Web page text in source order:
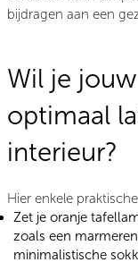
bijdragen aan een
Wil je
optimaal
interieur?
Hier enkele
Zet je oranje
zoals een
minimalistische